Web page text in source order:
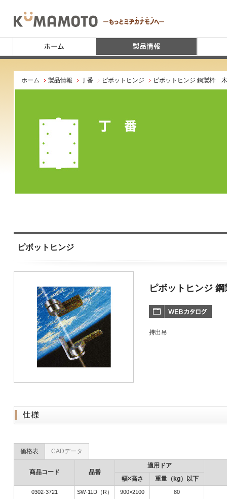
ホーム 製品情報 丁番 ピボットヒンジ ピボットヒンジ 鋼製枠
ピボットヒンジ
ピボットヒンジ
持出吊
価格表 CADデータ
商品コード 品番
0302-3721 SW-11D（R）
適用ドア
幅×高さ
重量（kg）以下
900×2100 80